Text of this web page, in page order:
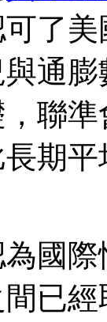
了
通
聯
期
國
已